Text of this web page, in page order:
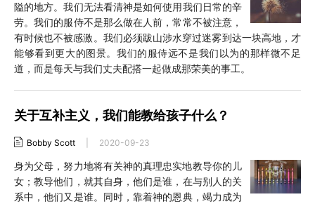
教会带领 解经式讲道与神学
福音传讲与宣教 成员制与教会纪律
隐私条款 其他的模式
简体中文 正體中文
英语
西班牙语
葡萄牙语
俄语
乌兹别克语
达里语
波斯语
法语
罗马尼亚语
越南语
意大利语
德语
韩语
土耳其语
柬埔寨语
隘的地方。我们无法看清神是如何使用我们日常的辛
劳。我们的服侍不是那么做在人前，常常不被注意，
有时候也不被感激。我们必须跋山涉水穿过迷雾到达一块高地，才
能够看到更大的图景。我们的服侍远不是我们以为的那样微不足
道，而是每天与我们丈夫配搭一起做成那荣美的事工。
关于互补主义，我们能教给孩子什么？
Bobby Scott 2020-09-23
身为父母，努力地将有关神的真理忠实地教导你的儿
女；教导他们，就其自身，他们是谁，在与别人的关
系中，他们又是谁。同时，靠着神的恩典，竭力成为